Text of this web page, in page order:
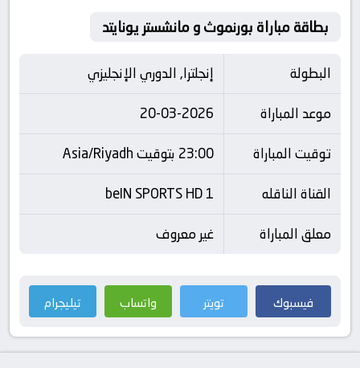
بطاقة مباراة بورنموث و مانشستر يونايتد
البطولة
إنجلترا, الدوري الإنجليزي
موعد المباراة
20-03-2026
توقيت المباراة
23:00 بتوقيت Asia/Riyadh
القناة الناقله
beIN SPORTS HD 1
معلق المباراة
غير معروف
فيسبوك تويتر واتساب تيليجرام